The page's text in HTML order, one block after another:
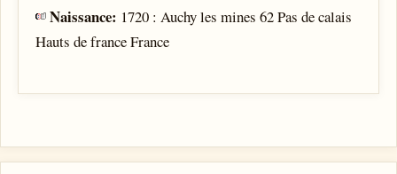
Naissance: 1720 : Auchy les mines 62 Pas de calais
Hauts de france France